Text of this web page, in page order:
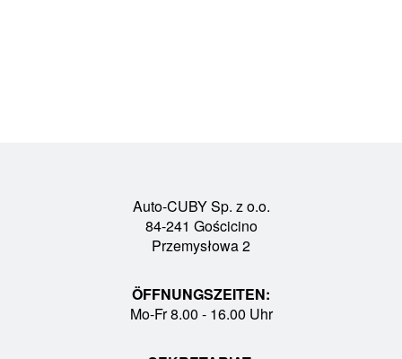
Auto-CUBY Sp. z o.o.
84-241 Gościcino
Przemysłowa 2
ÖFFNUNGSZEITEN:
Mo-Fr 8.00 - 16.00 Uhr